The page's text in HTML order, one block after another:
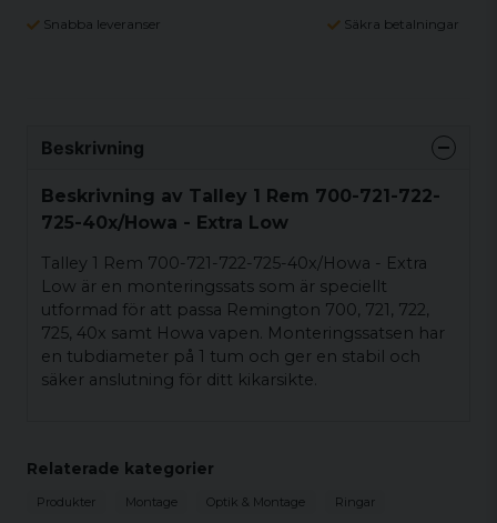
Snabba leveranser Säkra betalningar
Beskrivning
Beskrivning av Talley 1 Rem 700-721-722-
725-40x/Howa - Extra Low
Talley 1 Rem 700-721-722-725-40x/Howa - Extra
Low är en monteringssats som är speciellt
utformad för att passa Remington 700, 721, 722,
725, 40x samt Howa vapen. Monteringssatsen har
en tubdiameter på 1 tum och ger en stabil och
säker anslutning för ditt kikarsikte.
Relaterade kategorier
Produkter Montage Optik & Montage Ringar